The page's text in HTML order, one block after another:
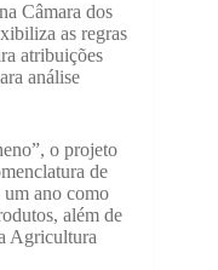
Câmara dos
as regras
atribuições
análise
o projeto
de
um ano como
além de
Agricultura